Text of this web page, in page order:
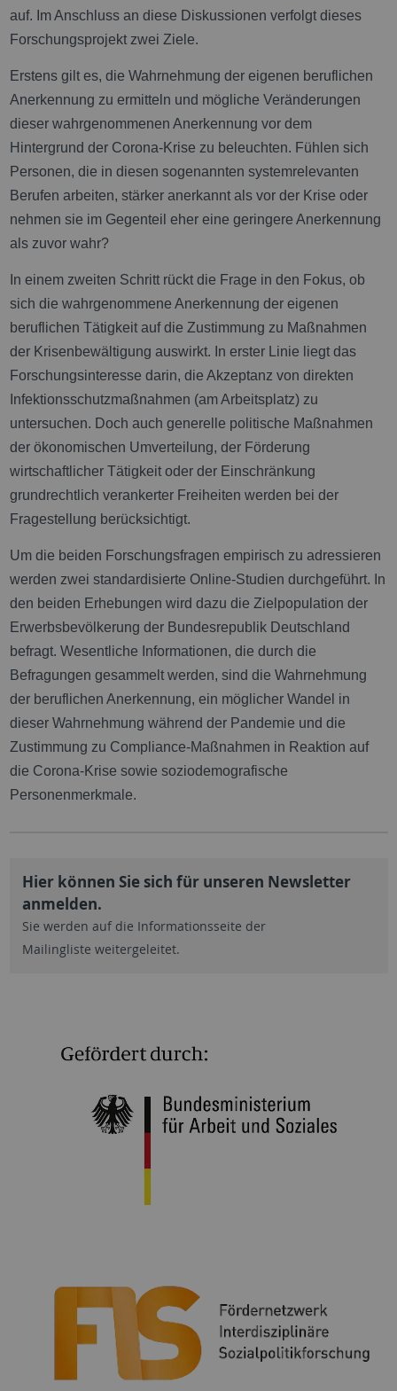
auf. Im Anschluss an diese Diskussionen verfolgt dieses
Forschungsprojekt zwei Ziele.
Erstens gilt es, die Wahrnehmung der eigenen beruflichen
Anerkennung zu ermitteln und mögliche Veränderungen
dieser wahrgenommenen Anerkennung vor dem
Hintergrund der Corona-Krise zu beleuchten. Fühlen sich
Personen, die in diesen sogenannten systemrelevanten
Berufen arbeiten, stärker anerkannt als vor der Krise oder
nehmen sie im Gegenteil eher eine geringere Anerkennung
als zuvor wahr?
In einem zweiten Schritt rückt die Frage in den Fokus, ob
sich die wahrgenommene Anerkennung der eigenen
beruflichen Tätigkeit auf die Zustimmung zu Maßnahmen
der Krisenbewältigung auswirkt. In erster Linie liegt das
Forschungsinteresse darin, die Akzeptanz von direkten
Infektionsschutzmaßnahmen (am Arbeitsplatz) zu
untersuchen. Doch auch generelle politische Maßnahmen
der ökonomischen Umverteilung, der Förderung
wirtschaftlicher Tätigkeit oder der Einschränkung
grundrechtlich verankerter Freiheiten werden bei der
Fragestellung berücksichtigt.
Um die beiden Forschungsfragen empirisch zu adressieren
werden zwei standardisierte Online-Studien durchgeführt. In
den beiden Erhebungen wird dazu die Zielpopulation der
Erwerbsbevölkerung der Bundesrepublik Deutschland
befragt. Wesentliche Informationen, die durch die
Befragungen gesammelt werden, sind die Wahrnehmung
der beruflichen Anerkennung, ein möglicher Wandel in
dieser Wahrnehmung während der Pandemie und die
Zustimmung zu Compliance-Maßnahmen in Reaktion auf
die Corona-Krise sowie soziodemografische
Personenmerkmale.
Hier können Sie sich für unseren Newsletter
anmelden.
Sie werden auf die Informationsseite der
Mailingliste weitergeleitet.